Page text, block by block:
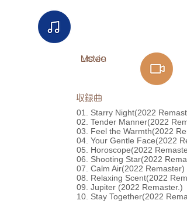
Listen​
Movie
​収録曲
01. Starry Night(2022
02. Tender Manner(2022
03. Feel the Warmth(2022
04. Your Gentle Face(2022
05. Horoscope(2022
06. Shooting Star(2022
07. Calm Air(2022 Remaster)
08. Relaxing Scent(2022
09. Jupiter (2022 Remaster.)
10. Stay Together(2022